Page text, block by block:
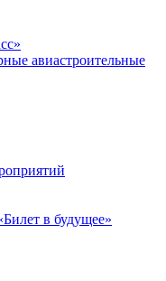
авиастроительные
в будущее»